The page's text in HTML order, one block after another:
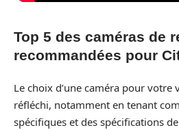
Top 5 des caméras de
recommandées pour
Le choix d’une caméra pour votre
réfléchi, notamment en tenant
spécifiques et des spécifications